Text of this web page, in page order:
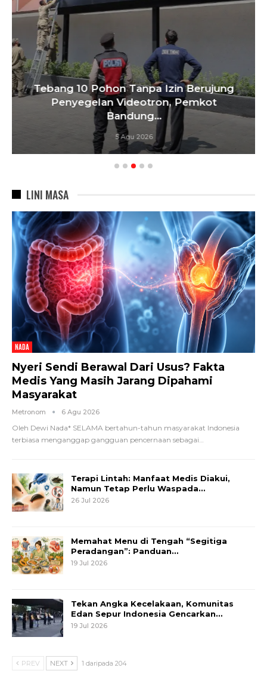
Tebang 10 Pohon Tanpa Izin Berujung
Penyegelan Videotron, Pemkot
Bandung…
5 Agu 2026
LINI MASA
NADA
Nyeri Sendi Berawal Dari Usus? Fakta
Medis Yang Masih Jarang Dipahami
Masyarakat
Metronom 6 Agu 2026
Oleh Dewi Nada* SELAMA bertahun-tahun masyarakat Indonesia
terbiasa menganggap gangguan pencernaan sebagai
Terapi Lintah: Manfaat Medis Diakui,
Namun Tetap Perlu Waspada…
26 Jul 2026
Memahat Menu di Tengah “Segitiga
Peradangan”: Panduan…
19 Jul 2026
Tekan Angka Kecelakaan, Komunitas
Edan Sepur Indonesia Gencarkan…
19 Jul 2026
PREV NEXT 1 daripada 204